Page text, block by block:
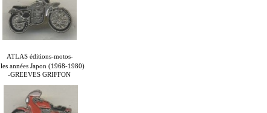
ATLAS éditions-motos-
les années Japon (1968-1980)
-GREEVES GRIFFON